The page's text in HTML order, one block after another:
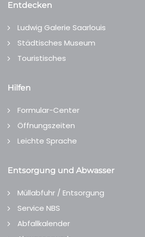
Entdecken
Ludwig Galerie Saarlouis
Städtisches Museum
Touristisches
Hilfen
Formular-Center
Öffnungszeiten
Leichte Sprache
Entsorgung und Abwasser
Müllabfuhr / Entsorgung
Service NBS
Abfallkalender